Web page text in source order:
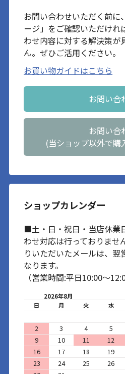
お問い合わせいただく前に
ージ」をご確認いただけれ
わせ内容に対する解決策が
ん。ぜひご活用ください。
お買い物ガイドはこちら
お問い合
お問い合
(当ショップ以外で購
ショップカレンダー
■土・日・祝日・当店休業
わせ対応は行っておりませ
りいただいたメールは、翌
なります。
（営業時間:平日10:00～
2026年8月
日
月 火 水
2
3 4 5
9
10 11 12
16
17 18 19
23
24 25 26